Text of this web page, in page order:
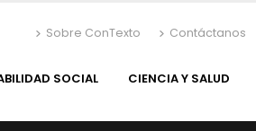
Sobre ConTexto Contáctanos
SOCIAL CIENCIA Y SALUD